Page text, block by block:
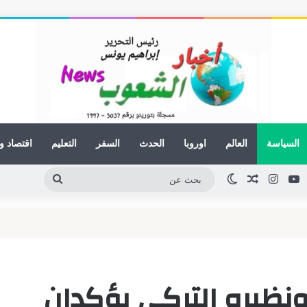
السياسة العالم اوروبا الحدث السفر التعليم اقتصاد
لينكدإنيوتيوب انستقراممقال عشوائي
الوضع المظلم
معالم